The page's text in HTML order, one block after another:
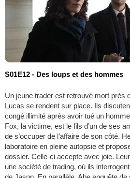
S01E12 - Des loups et des hommes
Un jeune trader est retrouvé mort près
Lucas se rendent sur place. Ils
congé illimité après avoir tué un
Fox, la victime, est le fils d’un de ses
de s’occuper de l’affaire de son côté.
laboratoire en pleine autopsie et
dossier. Celle-ci accepte avec joie.
une société de trading, où ils